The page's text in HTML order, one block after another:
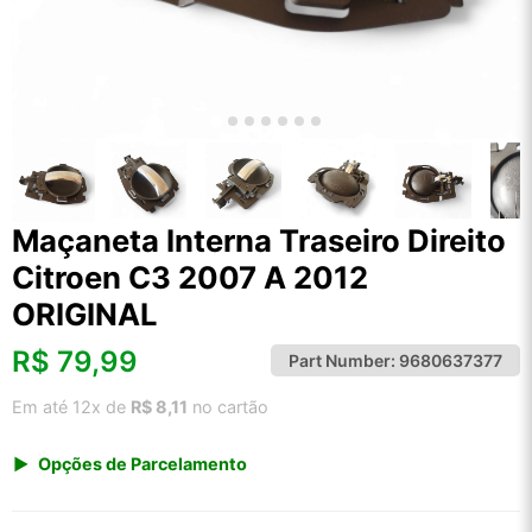
Maçaneta Interna Traseiro Direito
Citroen C3 2007 A 2012
ORIGINAL
R$ 79,99 Part Number: 9680637377
Em até 12x de R$ 8,11 no cartão
Opções de Parcelamento